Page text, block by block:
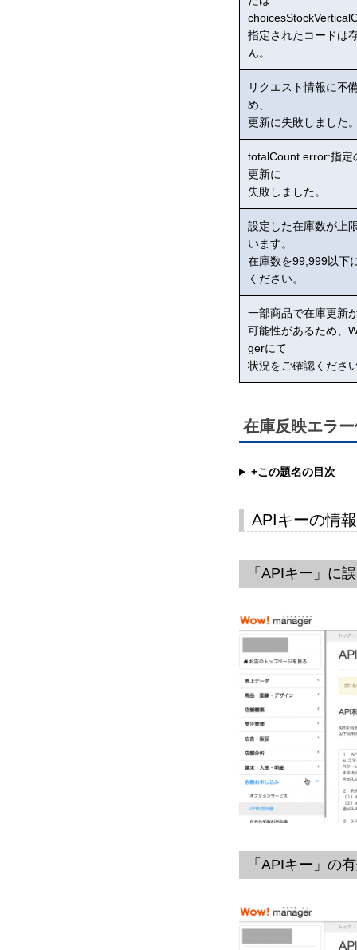
指定されたコードは
ん。
リクエスト情報に不
め、
更新に失敗しました
totalCount error:指定
更新に
失敗しました。
設定した在庫数が上
います。
在庫数を99,999以下
ください。
一部商品で在庫更新
可能性があるため、
gerにて
状況をご確認くださ
在庫反映エラ
+この題名の目次
APIキーの情
「APIキー」に
「APIキー」の